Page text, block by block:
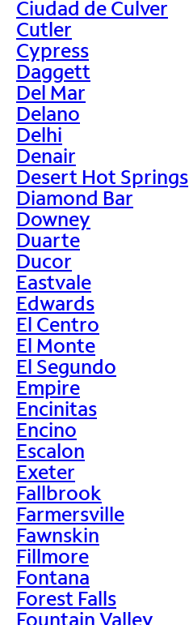
Ciudad de Culver
Cutler
Cypress
Daggett
Del Mar
Delano
Delhi
Denair
Desert Hot Springs
Diamond Bar
Downey
Duarte
Ducor
Eastvale
Edwards
El Centro
El Monte
El Segundo
Empire
Encinitas
Encino
Escalon
Exeter
Fallbrook
Farmersville
Fawnskin
Fillmore
Fontana
Forest Falls
Fountain Valley